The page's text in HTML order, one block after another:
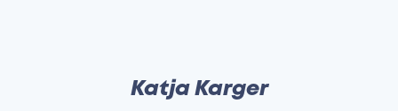
Katja Karger